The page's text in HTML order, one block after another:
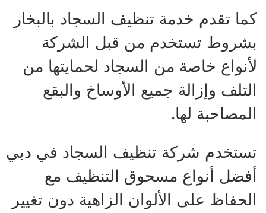
كما تقدم خدمة تنظيف السجاد بالبخار
بشروط تستخدم من قبل الشركة
لأنواع خاصة من السجاد لحمايتها من
التلف وإزالة جميع الأوساخ والبقع
المصاحبة لها.
تستخدم شركة تنظيف السجاد في دبي
أفضل أنواع مسحوق التنظيف مع
الحفاظ على الألوان الزاهية دون تغيير